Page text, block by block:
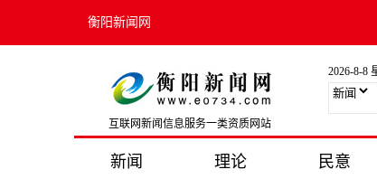
衡阳新闻网
互联网新闻信息服务一类资质网站
2026-8-8
新闻 理论 民意